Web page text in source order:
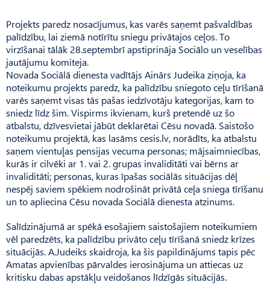
Projekts paredz nosacījumus, kas varēs saņemt pašvaldības
palīdzību, lai ziemā notīrītu sniegu privātajos ceļos. To
virzīšanai tālāk 28.septembrī apstiprināja Sociālo un veselības
jautājumu komiteja.
Novada Sociālā dienesta vadītājs Ainārs Judeika ziņoja, ka
noteikumu projekts paredz, ka palīdzību sniegoto ceļu tīrīšanā
varēs saņemt visas tās pašas iedzīvotāju kategorijas, kam to
sniedz līdz šim. Vispirms ikvienam, kurš pretendē uz šo
atbalstu, dzīvesvietai jābūt deklarētai Cēsu novadā. Saistošo
noteikumu projektā, kas lasāms cesis.lv, norādīts, ka atbalstu
saņem vientuļas pensijas vecuma personas; mājsaimniecības,
kurās ir cilvēki ar 1. vai 2. grupas invaliditāti vai bērns ar
invaliditāti; personas, kuras īpašas sociālās situācijas dēļ
nespēj saviem spēkiem nodrošināt privātā ceļa sniega tīrīšanu
un to apliecina Cēsu novada Sociālā dienesta atzinums.
Salīdzinājumā ar spēkā esošajiem saistošajiem noteikumiem
vēl paredzēts, ka palīdzību privāto ceļu tīrīšanā sniedz krīzes
situācijās. A.Judeiks skaidroja, ka šis papildinājums tapis pēc
Amatas apvienības pārvaldes ierosinājuma un attiecas uz
kritisku dabas apstākļu veidošanos līdzīgās situ­ācijās.